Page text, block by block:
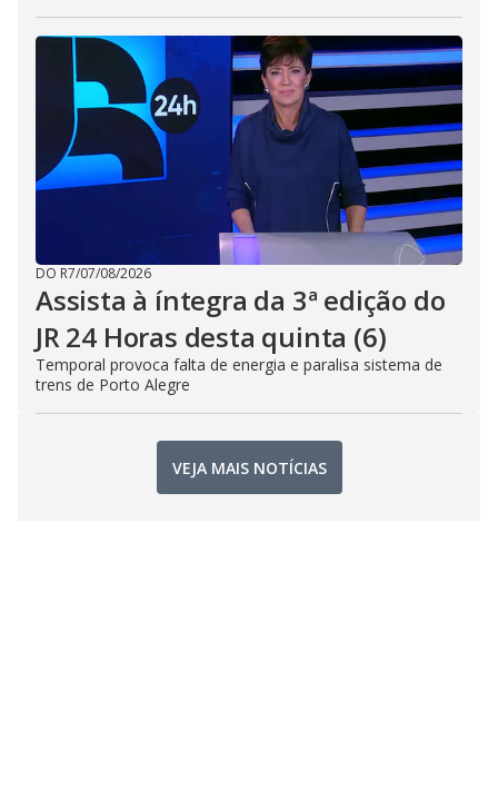
DO R7/07/08/2026
Assista à íntegra da 3ª edição do
JR 24 Horas desta quinta (6)
Temporal provoca falta de energia e paralisa sistema de
trens de Porto Alegre
VEJA MAIS NOTÍCIAS